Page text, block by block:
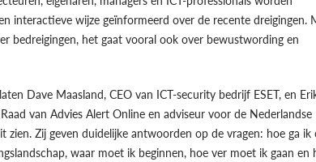
interactieve wijze geïnformeerd over de recente dreigingen.
bedreigingen, het gaat vooral ook over bewustwording en
Dave Maasland, CEO van ICT-security bedrijf ESET, en
van Advies Alert Online en adviseur voor de Nederlandse
zien. Zij geven duidelijke antwoorden op de vragen: hoe ga ik
waar moet ik beginnen, hoe ver moet ik gaan en